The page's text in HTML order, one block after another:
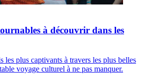
à découvrir dans les
les plus captivants à travers les plus belles
voyage culturel à ne pas manquer.